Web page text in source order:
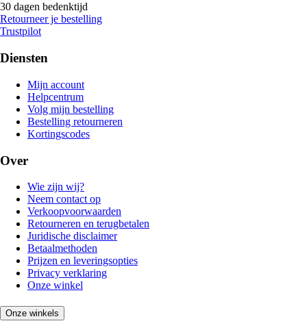
30 dagen bedenktijd
Retourneer je bestelling
Trustpilot
Diensten
Mijn account
Helpcentrum
Volg mijn bestelling
Bestelling retourneren
Kortingscodes
Over
Wie zijn wij?
Neem contact op
Verkoopvoorwaarden
Retourneren en terugbetalen
Juridische disclaimer
Betaalmethoden
Prijzen en leveringsopties
Privacy verklaring
Onze winkel
Onze winkels